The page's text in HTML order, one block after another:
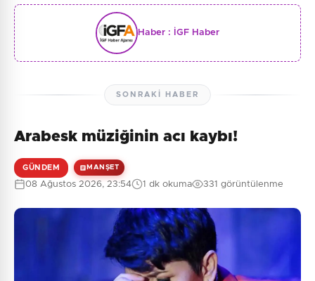
Haber : İGF Haber
SONRAKI HABER
Arabesk müziğinin acı kaybı!
GÜNDEM MANŞET
08 Ağustos 2026, 23:54 1 dk okuma 331 görüntülenme